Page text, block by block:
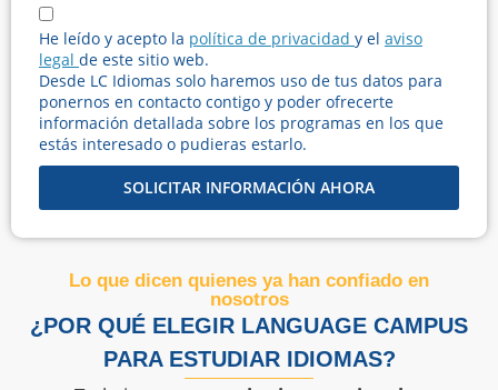
He leído y acepto la política de privacidad y el aviso
legal de este sitio web.
Desde LC Idiomas solo haremos uso de tus datos para
ponernos en contacto contigo y poder ofrecerte
información detallada sobre los programas en los que
estás interesado o pudieras estarlo.
SOLICITAR INFORMACIÓN AHORA
Lo que dicen quienes ya han confiado en
nosotros
¿POR QUÉ ELEGIR LANGUAGE CAMPUS
PARA ESTUDIAR IDIOMAS?